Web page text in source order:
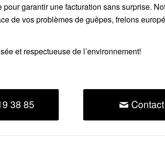
pour garantir une facturation sans surprise.
de vos problèmes de guêpes, frelons
et respectueuse de l’environnement!
38 85 Contact